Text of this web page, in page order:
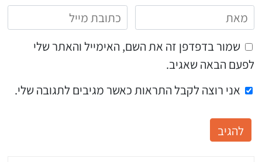
שמור בדפדפן זה את השם, האימייל והאתר שלי
לפעם הבאה שאגיב.
אני רוצה לקבל התראות כאשר מגיבים לתגובה שלי.